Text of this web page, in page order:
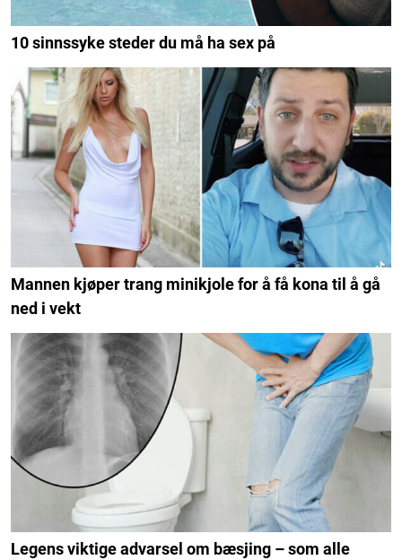
10 sinnssyke steder du må ha sex på
Mannen kjøper trang minikjole for å få kona til å gå
ned i vekt
Legens viktige advarsel om bæsjing – som alle